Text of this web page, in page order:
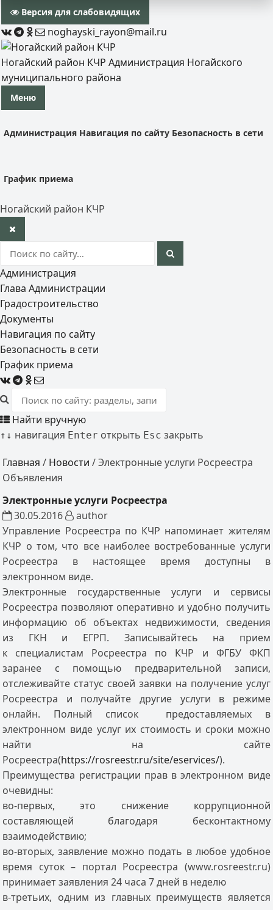
Версия для слабовидящих
noghayski_rayon@mail.ru
Ногайский район КЧР Администрация Ногайского
муниципального района
Меню
Администрация Навигация по сайту Безопасность в сети
График приема
Ногайский район КЧР
Администрация
Глава Администрации
Градостроительство
Документы
Навигация по сайту
Безопасность в сети
График приема
Найти вручную
↑ ↓ навигация Enter открыть Esc закрыть
Главная / Новости / Электронные услуги Росреестра
Объявления
Электронные услуги Росреестра
30.05.2016
author
Управление Росреестра по КЧР напоминает жителям
КЧР о том, что все наиболее востребованные услуги
Росреестра в настоящее время доступны в
электронном виде.
Электронные государственные услуги и сервисы
Росреестра позволяют оперативно и удобно получить
информацию об объектах недвижимости, сведения
из ГКН и ЕГРП. Записывайтесь на прием
к специалистам Росреестра по КЧР и ФГБУ ФКП
заранее с помощью предварительной записи,
отслеживайте статус своей заявки на получение услуг
Росреестра и получайте другие услуги в режиме
онлайн. Полный список предоставляемых в
электронном виде услуг их стоимость и сроки можно
найти на сайте
Росреестра(https://rosreestr.ru/site/eservices/).
Преимущества регистрации прав в электронном виде
очевидны:
во-первых, это снижение коррупционной
составляющей благодаря бесконтактному
взаимодействию;
во-вторых, заявление можно подать в любое удобное
время суток – портал Росреестра (www.rosreestr.ru)
принимает заявления 24 часа 7 дней в неделю
в-третьих, одним из главных преимуществ является